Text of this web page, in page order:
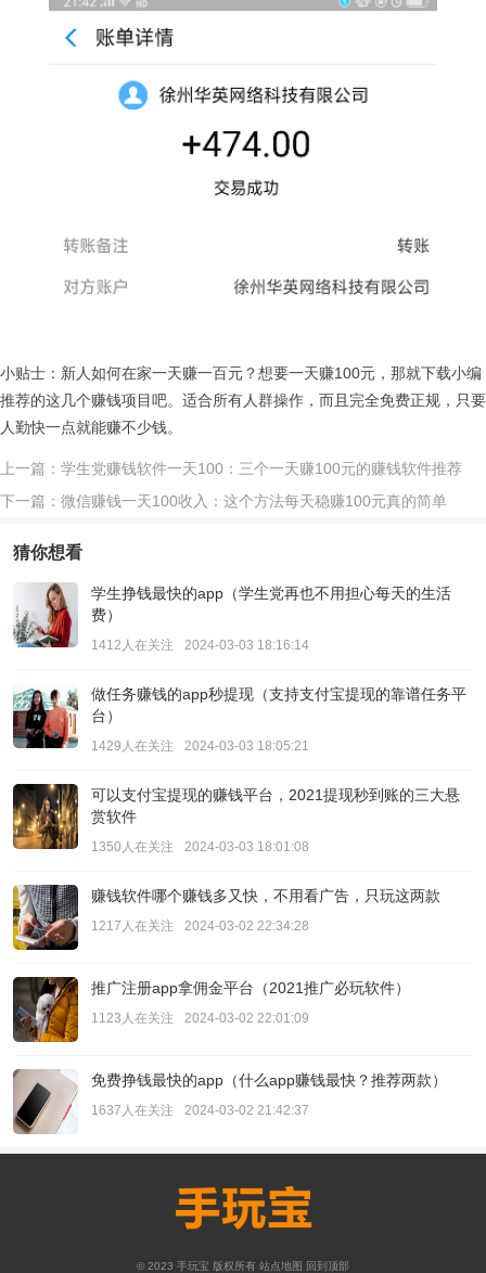
小贴士：新人如何在家一天赚一百元？想要一天赚100元，那就下载小编
推荐的这几个赚钱项目吧。适合所有人群操作，而且完全免费正规，只要
人勤快一点就能赚不少钱。
上一篇：学生党赚钱软件一天100：三个一天赚100元的赚钱软件推荐
下一篇：微信赚钱一天100收入：这个方法每天稳赚100元真的简单
猜你想看
学生挣钱最快的app（学生党再也不用担心每天的生活
费）
1412人在关注 2024-03-03 18:16:14
做任务赚钱的app秒提现（支持支付宝提现的靠谱任务平
台）
1429人在关注 2024-03-03 18:05:21
可以支付宝提现的赚钱平台，2021提现秒到账的三大悬
赏软件
1350人在关注 2024-03-03 18:01:08
赚钱软件哪个赚钱多又快，不用看广告，只玩这两款
1217人在关注 2024-03-02 22:34:28
推广注册app拿佣金平台（2021推广必玩软件）
1123人在关注 2024-03-02 22:01:09
免费挣钱最快的app（什么app赚钱最快？推荐两款）
1637人在关注 2024-03-02 21:42:37
© 2023 手玩宝 版权所有 站点地图 回到顶部